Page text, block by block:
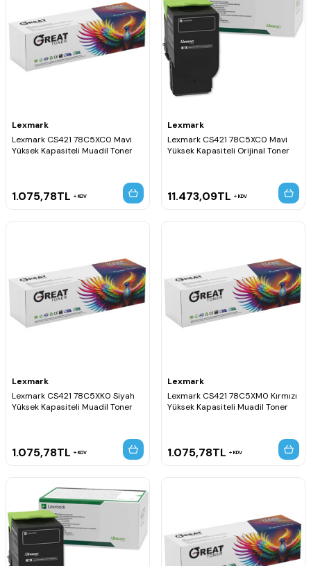
Lexmark
Lexmark CS421 78C5XC0 Mavi
Yüksek Kapasiteli Muadil Toner
1.075,78TL KDV
Lexmark
Lexmark CS421 78C5XC0 Mavi
Yüksek Kapasiteli Orijinal Toner
11.473,09TL KDV
Lexmark
Lexmark CS421 78C5XK0 Siyah
Yüksek Kapasiteli Muadil Toner
1.075,78TL KDV
Lexmark
Lexmark CS421 78C5XM0 Kırmızı
Yüksek Kapasiteli Muadil Toner
1.075,78TL KDV